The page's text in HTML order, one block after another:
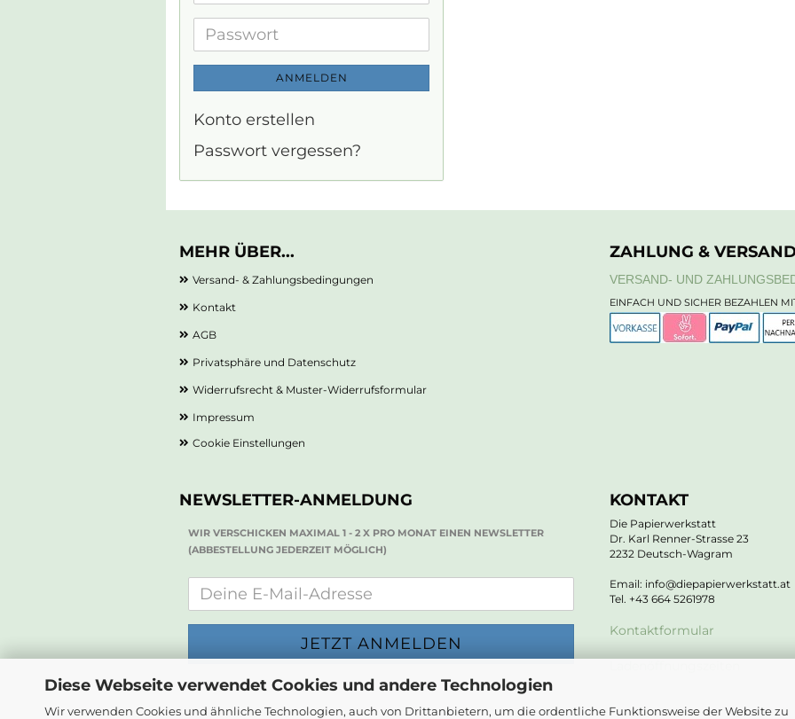
Diese Webseite verwendet Cookies und andere Technologien
Wir verwenden Cookies und ähnliche Technologien, auch von Drittanbietern, um die ordentliche Funktionsweise der Website zu
Adresse
Passwort
ANMELDEN
Konto erstellen
Passwort vergessen?
MEHR ÜBER...
Versand- & Zahlungsbedingungen
Kontakt
AGB
Privatsphäre und Datenschutz
Widerrufsrecht & Muster-Widerrufsformular
Impressum
Cookie Einstellungen
ZAHLUNG &
VERSAND- UND
EINFACH UND SICHER BEZAHLEN
NEWSLETTER-ANMELDUNG
WIR VERSCHICKEN MAXIMAL 1 - 2 X PRO MONAT EINEN NEWSLETTER
(ABBESTELLUNG JEDERZEIT MÖGLICH)
KONTAKT
Die Papierwerkstatt
Dr. Karl Renner-Strasse 23
2232 Deutsch-Wagram
Email: info@diepapierwerkstatt.at
Tel. +43 664 5261978
Kontaktformular